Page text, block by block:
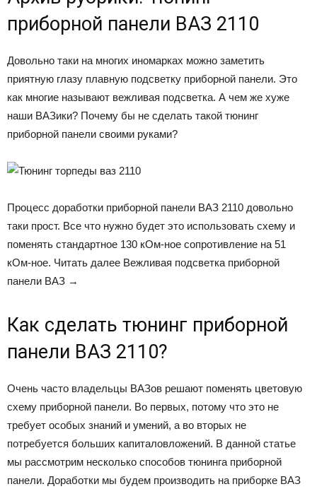
приборной панели ВАЗ 2110
Довольно таки на многих иномарках можно заметить
приятную глазу плавную подсветку приборной панели. Это
как многие называют вежливая подсветка. А чем же хуже
наши ВАЗики? Почему бы не сделать такой тюнинг
приборной панели своими руками?
Процесс доработки приборной панели ВАЗ 2110 довольно
таки прост. Все что нужно будет это использовать схему и
поменять стандартное 130 кОм-ное сопротивление на 51
кОм-ное. Читать далее Вежливая подсветка приборной
панели ВАЗ →
Как сделать тюнинг приборной
панели ВАЗ 2110?
Очень часто владельцы ВАЗов решают поменять цветовую
схему приборной панели. Во первых, потому что это не
требует особых знаний и умений, а во вторых не
потребуется больших капиталовложений. В данной статье
мы рассмотрим несколько способов тюнинга приборной
панели. Доработки мы будем производить на приборке ВАЗ